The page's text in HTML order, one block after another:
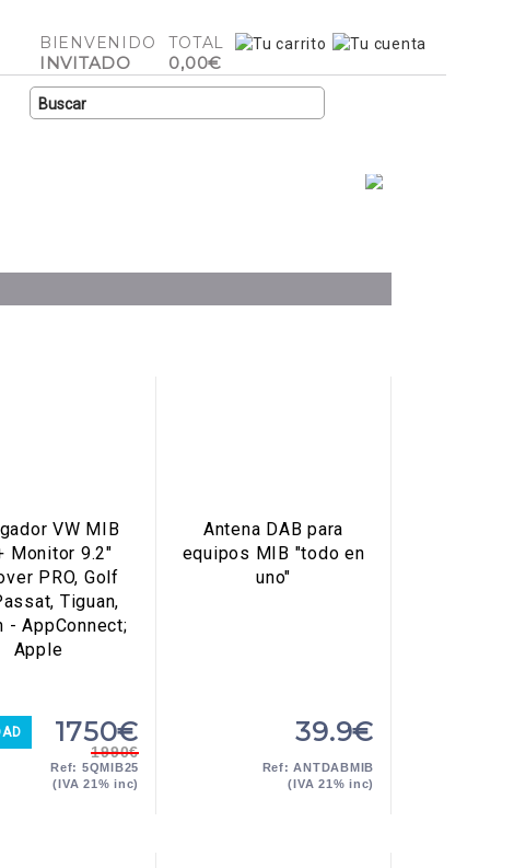
TOTAL
0,00€
BIENVENIDO
INVITADO
VW MIB
Monitor 9.2"
PRO, Golf
Tiguan,
- AppConnect;
Apple
1750€
1990€
Ref: 5QMIB25
(IVA 21% inc)
Antena DAB para
equipos MIB "todo en
uno"
39.9€
Ref: ANTDABMIB
(IVA 21% inc)